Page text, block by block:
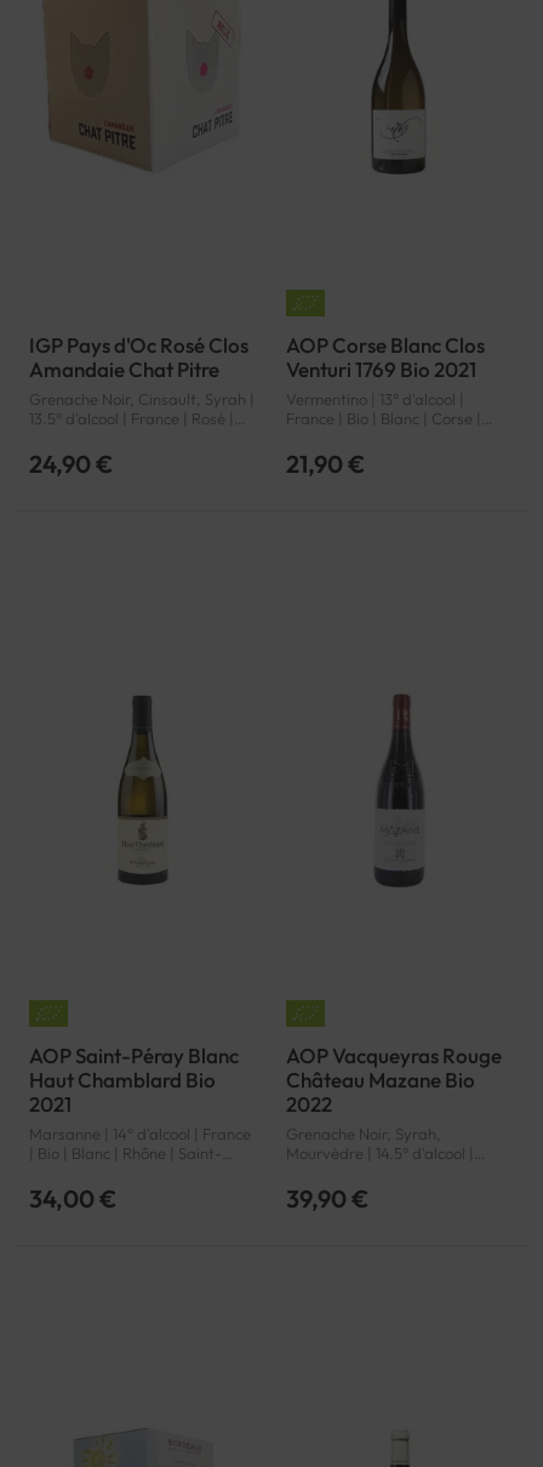
IGP Pays d'Oc Rosé Clos
Amandaie Chat Pitre
Grenache Noir, Cinsault, Syrah |
13.5° d'alcool | France | Rosé |
d'Oc | IGP
24,90 €
AOP Corse Blanc Clos
Venturi 1769 Bio 2021
Vermentino | 13° d'alcool |
France | Bio | Blanc | Corse |
21,90 €
AOP Saint-Péray Blanc
Haut Chamblard Bio
2021
Marsanne | 14° d'alcool | France
| Bio | Blanc | Rhône | Saint-
34,00 €
AOP Vacqueyras Rouge
Château Mazane Bio
2022
Grenache Noir, Syrah,
Mourvèdre | 14.5° d'alcool |
Vacqueyras | AOP
39,90 €